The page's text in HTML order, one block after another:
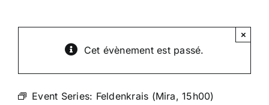
Cet évènement est passé.
×
Event Series: Feldenkrais (Mira, 15h00)